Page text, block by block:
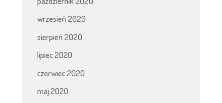
wrzesień 2020
sierpień 2020
lipiec 2020
czerwiec 2020
maj 2020